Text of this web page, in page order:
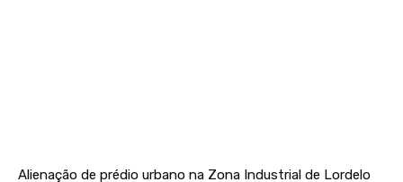
Alienação de prédio urbano na Zona Industrial de Lordelo